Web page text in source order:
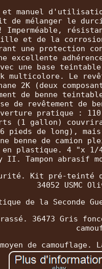
d'utilisation.
mélanger le
Imperméable,
et de la
une protection
excellente
une base
multicolore. Le
2K (deux
de benne
de revêtement
pratique :
(1 gallon) couvrira
pieds de long), mais
benne de camion
plastique. 4 "x 1/
II. Tampon abrasif
Kit pré-teinté
34052 USMC
de la Seconde
36473 Gris
de camouflage.